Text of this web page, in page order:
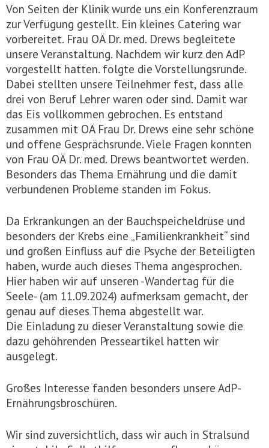
Von Seiten der Klinik wurde uns ein Konferenzraum
zur Verfügung gestellt. Ein kleines Catering war
vorbereitet. Frau OÄ Dr. med. Drews begleitete
unsere Veranstaltung. Nachdem wir kurz den AdP
vorgestellt hatten. folgte die Vorstellungsrunde.
Dabei stellten unsere Teilnehmer fest, dass alle
drei von Beruf Lehrer waren oder sind. Damit war
das Eis vollkommen gebrochen. Es entstand
zusammen mit OÄ Frau Dr. Drews eine sehr schöne
und offene Gesprächsrunde. Viele Fragen konnten
von Frau OÄ Dr. med. Drews beantwortet werden.
Besonders das Thema Ernährung und die damit
verbundenen Probleme standen im Fokus.
Da Erkrankungen an der Bauchspeicheldrüse und
besonders der Krebs eine „Familienkrankheit“ sind
und großen Einfluss auf die Psyche der Beteiligten
haben, wurde auch dieses Thema angesprochen.
Hier haben wir auf unseren -Wandertag für die
Seele- (am 11.09.2024) aufmerksam gemacht, der
genau auf dieses Thema abgestellt war.
Die Einladung zu dieser Veranstaltung sowie die
dazu gehöhrenden Presseartikel hatten wir
ausgelegt.
Großes Interesse fanden besonders unsere AdP-
Ernährungsbroschüren.
Wir sind zuversichtlich, dass wir auch in Stralsund